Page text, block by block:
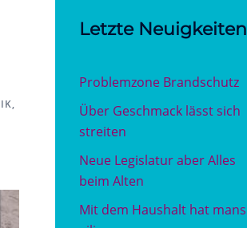
,
Letzte Neuigkeiten
Problemzone Brandschutz
Über Geschmack lässt sich
streiten
Neue Legislatur aber Alles
beim Alten
Mit dem Haushalt hat mans